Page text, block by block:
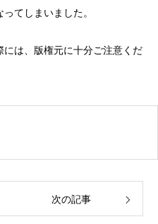
てしまいました。
は、版権元に十分ご注意くだ
次の記事